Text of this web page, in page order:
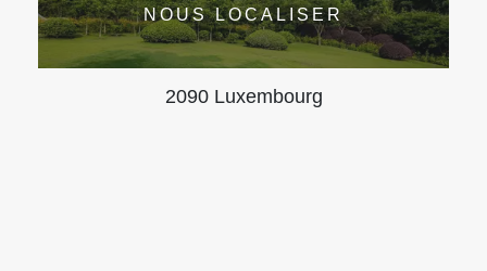
NOUS LOCALISER
2090 Luxembourg